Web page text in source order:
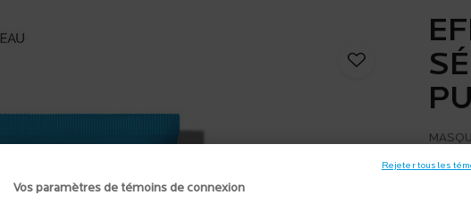
Vos paramètres de témoins de connexion
Rejeter tous les